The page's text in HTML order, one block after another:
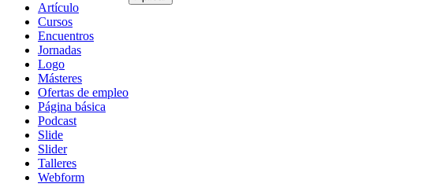
contenido
Artículo
Cursos
Encuentros
Jornadas
Logo
Másteres
Ofertas de empleo
Página básica
Podcast
Slide
Slider
Talleres
Webform